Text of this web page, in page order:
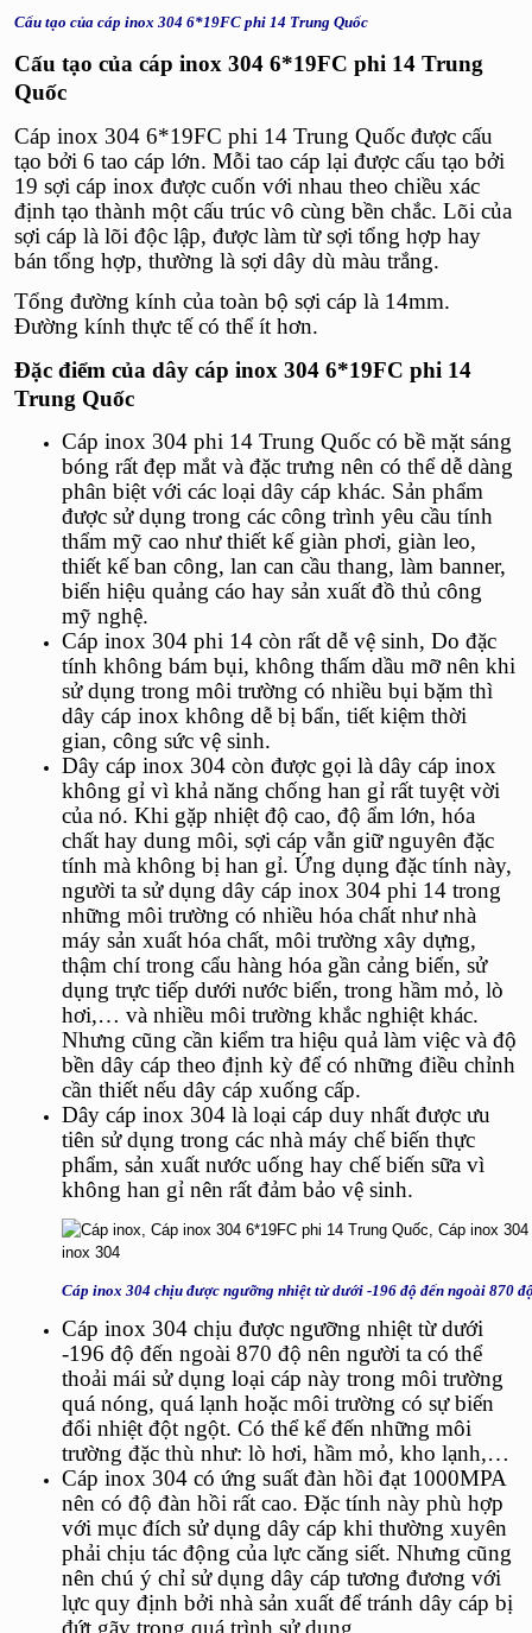
Cấu tạo của cáp inox 304 6*19FC phi 14 Trung Quốc
Cấu tạo củacáp inox 304 6*19FC phi 14 Trung
Quốc
Cáp inox 304 6*19FC phi 14 Trung Quốc được cấu
tạo bởi 6 tao cáp lớn. Mỗi tao cáp lại được cấu tạo bởi
19 sợi cáp inox được cuốn với nhau theo chiều xác
định tạo thành một cấu trúc vô cùng bền chắc. Lõi của
sợi cáp là lõi độc lập, được làm từ sợi tổng hợp hay
bán tổng hợp, thường là sợi dây dù màu trắng.
Tổng đường kính của toàn bộ sợi cáp là 14mm.
Đường kính thực tế có thể ít hơn.
Đặc điểm của dâycáp inox 304 6*19FC phi 14
Trung Quốc
Cáp inox 304 phi 14 Trung Quốccó bề mặt sáng
bóng rất đẹp mắt và đặc trưng nên có thể dễ dàng
phân biệt với các loại dây cáp khác. Sản phẩm
được sử dụng trong các công trình yêu cầu tính
thẩm mỹ cao như thiết kế giàn phơi, giàn leo,
thiết kế ban công, lan can cầu thang, làm banner,
biển hiệu quảng cáo hay sản xuất đồ thủ công
mỹ nghệ.
Cáp inox 304 phi 14còn rất dễ vệ sinh, Do đặc
tính không bám bụi, không thấm dầu mỡ nên khi
sử dụng trong môi trường có nhiều bụi bặm thì
dây cáp inox không dễ bị bẩn, tiết kiệm thời
gian, công sức vệ sinh.
Dây cáp inox 304 còn được gọi là dây cáp inox
không gỉ vì khả năng chống han gỉ rất tuyệt vời
của nó. Khi gặp nhiệt độ cao, độ ẩm lớn, hóa
chất hay dung môi, sợi cáp vẫn giữ nguyên đặc
tính mà không bị han gỉ. Ứng dụng đặc tính này,
người ta sử dụng dây cáp inox 304 phi 14 trong
những môi trường có nhiều hóa chất như nhà
máy sản xuất hóa chất, môi trường xây dựng,
thậm chí trong cẩu hàng hóa gần cảng biển, sử
dụng trực tiếp dưới nước biển, trong hầm mỏ, lò
hơi,… và nhiều môi trường khắc nghiệt khác.
Nhưng cũng cần kiểm tra hiệu quả làm việc và độ
bền dây cáp theo định kỳ để có những điều chỉnh
cần thiết nếu dây cáp xuống cấp.
Dây cáp inox 304là loại cáp duy nhất được ưu
tiên sử dụng trong các nhà máy chế biến thực
phẩm, sản xuất nước uống hay chế biến sữa vì
không han gỉ nên rất đảm bảo vệ sinh.
Cáp inox 304 chịu được ngưỡng nhiệt từ dưới -196 độ đến ngoài 870
Cáp inox 304chịu được ngưỡng nhiệt từ dưới
-196 độ đến ngoài 870 độ nên người ta có thể
thoải mái sử dụng loại cáp này trong môi trường
quá nóng, quá lạnh hoặc môi trường có sự biến
đổi nhiệt đột ngột. Có thể kể đến những môi
trường đặc thù như: lò hơi, hầm mỏ, kho lạnh,…
Cáp inox 304có ứng suất đàn hồi đạt 1000MPA
nên có độ đàn hồi rất cao. Đặc tính này phù hợp
với mục đích sử dụng dây cáp khi thường xuyên
phải chịu tác động của lực căng siết. Nhưng cũng
nên chú ý chỉ sử dụng dây cáp tương đương với
lực quy định bởi nhà sản xuất để tránh dây cáp bị
đứt gãy trong quá trình sử dụng.